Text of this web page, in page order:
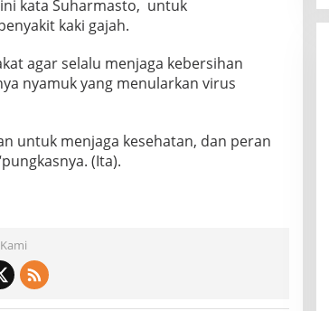
kata Suharmasto, untuk
kaki gajah.
agar selalu menjaga kebersihan
nyamuk yang menularkan virus
untuk menjaga kesehatan, dan peran
(Ita).